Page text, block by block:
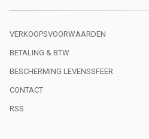
VERKOOPSVOORWAARDEN
BETALING & BTW
BESCHERMING LEVENSSFEER
CONTACT
RSS